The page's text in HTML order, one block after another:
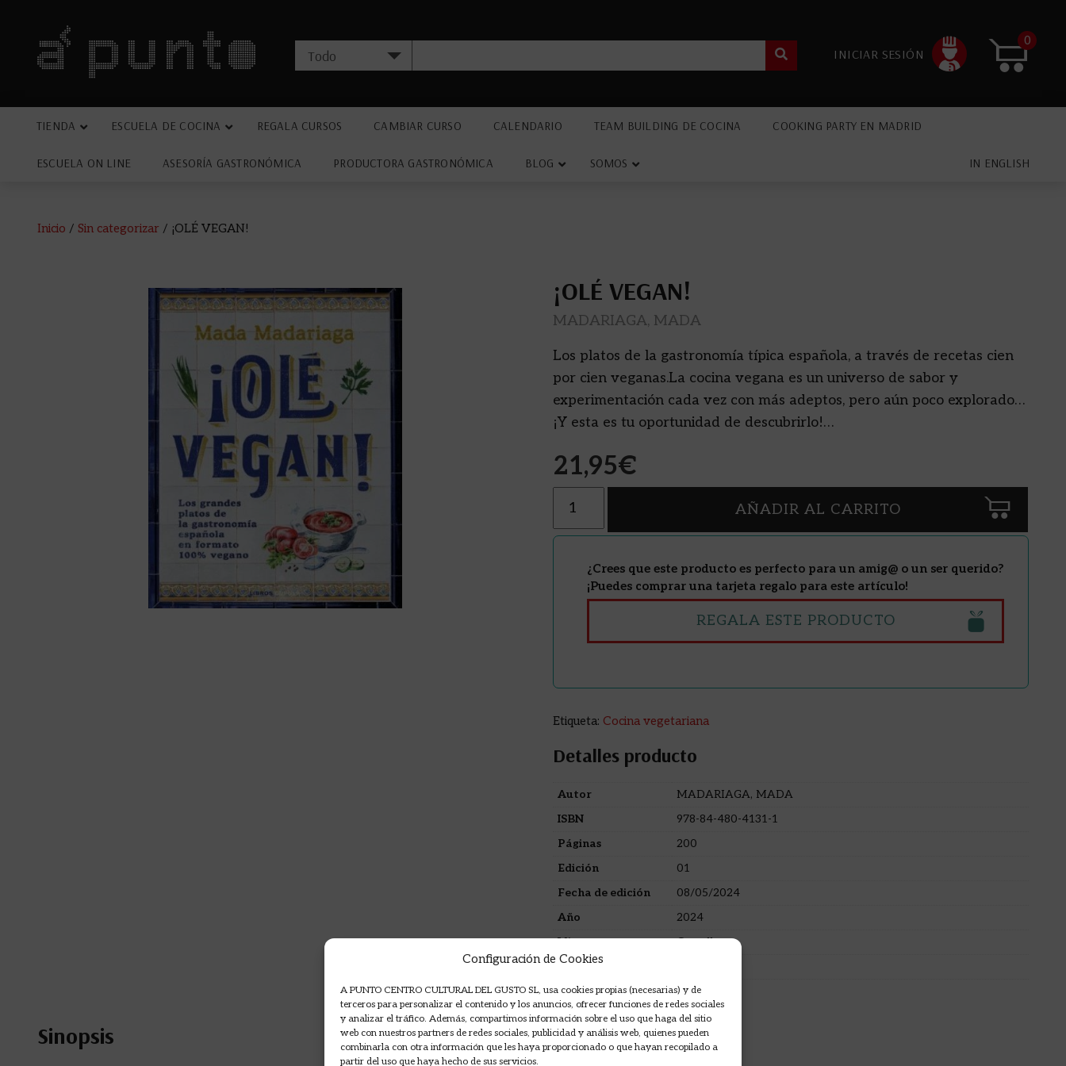
Configuración de Cookies
A PUNTO CENTRO CULTURAL DEL GUSTO SL, usa cookies propias (necesarias) y de
terceros para personalizar el contenido y los anuncios, ofrecer funciones de redes sociales
y analizar el tráfico. Además, compartimos información sobre el uso que haga del sitio
web con nuestros partners de redes sociales, publicidad y análisis web, quienes pueden
combinarla con otra información que les haya proporcionado o que hayan recopilado a
partir del uso que haya hecho de sus servicios.
INICIAR SESIÓN
0
TIENDA ESCUELA DE COCINA REGALA CURSOS CAMBIAR CURSO CALENDARIO TEAM BUILDING DE COCINA COOKING PARTY EN MADRID
ESCUELA ON LINE ASESORÍA GASTRONÓMICA PRODUCTORA GASTRONÓMICA BLOG SOMOS IN ENGLISH
Inicio / Sin categorizar / ¡OLÉ VEGAN!
¡OLÉ VEGAN!
MADARIAGA, MADA
Los platos de la gastronomía típica española, a través de recetas cien
por cien veganas.La cocina vegana es un universo de sabor y
experimentación cada vez con más adeptos, pero aún poco explorado…
¡Y esta es tu oportunidad de descubrirlo!…
21,95€
AÑADIR AL CARRITO
¿Crees que este producto es perfecto para un amig@ o un ser querido?
¡Puedes comprar una tarjeta regalo para este artículo!
REGALA ESTE PRODUCTO
Etiqueta: Cocina vegetariana
Detalles producto
Autor
MADARIAGA, MADA
ISBN
978-84-480-4131-1
Páginas
200
Edición
01
Fecha de edición
08/05/2024
Año
2024
Idioma
Castellano
Formato
Sinopsis